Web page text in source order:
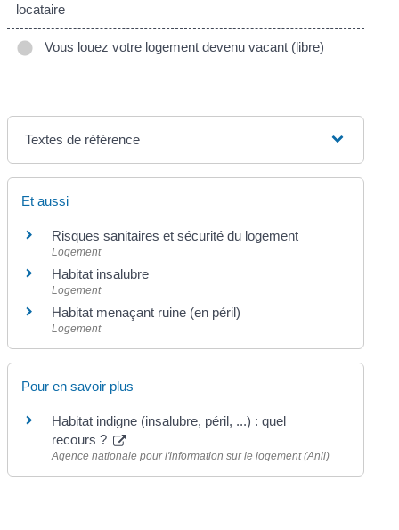
locataire
Vous louez votre logement devenu vacant (libre)
Textes de référence
Et aussi
Risques sanitaires et sécurité du logement
Logement
Habitat insalubre
Logement
Habitat menaçant ruine (en péril)
Logement
Pour en savoir plus
Habitat indigne (insalubre, péril, ...) : quel
recours ?
Agence nationale pour l'information sur le logement (Anil)